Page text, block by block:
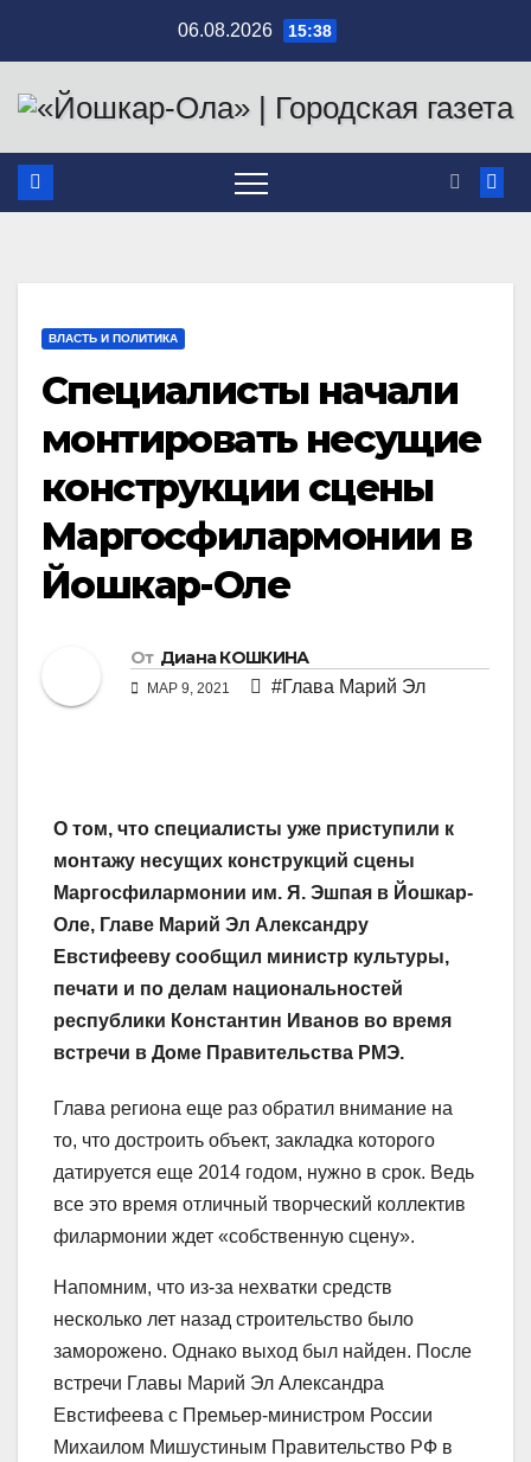
содержимому
06.08.2026 15:38
ВЛАСТЬ И ПОЛИТИКА
Специалисты начали
монтировать несущие
конструкции сцены
Маргосфилармонии в
Йошкар-Оле
От Диана КОШКИНА
МАР 9, 2021 #Глава Марий Эл
О том, что специалисты уже приступили к
монтажу несущих конструкций сцены
Маргосфилармонии им. Я. Эшпая в Йошкар-
Оле, Главе Марий Эл Александру
Евстифееву сообщил министр культуры,
печати и по делам национальностей
республики Константин Иванов во время
встречи в Доме Правительства РМЭ.
Глава региона еще раз обратил внимание на
то, что достроить объект, закладка которого
датируется еще 2014 годом, нужно в срок. Ведь
все это время отличный творческий коллектив
филармонии ждет «собственную сцену».
Напомним, что из-за нехватки средств
несколько лет назад строительство было
заморожено. Однако выход был найден. После
встречи Главы Марий Эл Александра
Евстифеева с Премьер-министром России
Михаилом Мишустиным Правительство РФ в